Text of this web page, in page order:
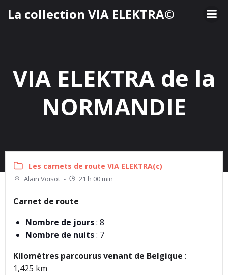
au
La collection VIA ELEKTRA©
VIA ELEKTRA de la
NORMANDIE
Les carnets de route VIA ELEKTRA(c)
Alain Voisot - 21 h 00 min
Carnet de route
Nombre de jours: 8
Nombre de nuits: 7
Kilomètres parcourus venant de Belgique :
1,425 km